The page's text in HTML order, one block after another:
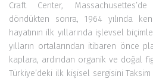
Craft Center,
döndükten sonra, 1964 yılında
hayatının ilk yıllarında işlevsel
yılların ortalarından itibaren önce
kaplara, ardından organik ve doğal
Türkiye’deki ilk kişisel sergisini